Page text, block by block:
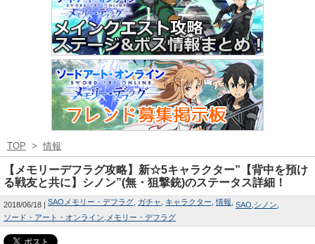
TOP > 情報
【メモリーデフラグ攻略】新☆5キャラクター”【背中を預け
る戦友と共に】シノン”(無・狙撃銃)のステータス詳細！
2018/06/18 SAOメモリー・デフラグ ガチャ キャラクター 情報 SAO シノン
ソード・アート・オンライン メモリー・デフラグ